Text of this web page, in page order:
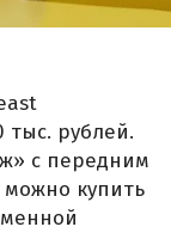
тыс. рублей.
с передним
купить